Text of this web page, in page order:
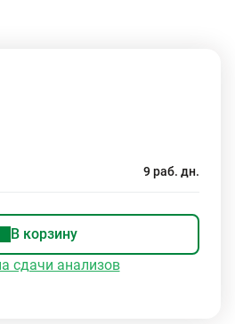
9 раб. дн.
В корзину
сдачи анализов